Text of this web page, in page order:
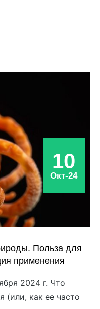
10
Окт-24
Польза для
применения
2024 г. Что
(или, как ее часто